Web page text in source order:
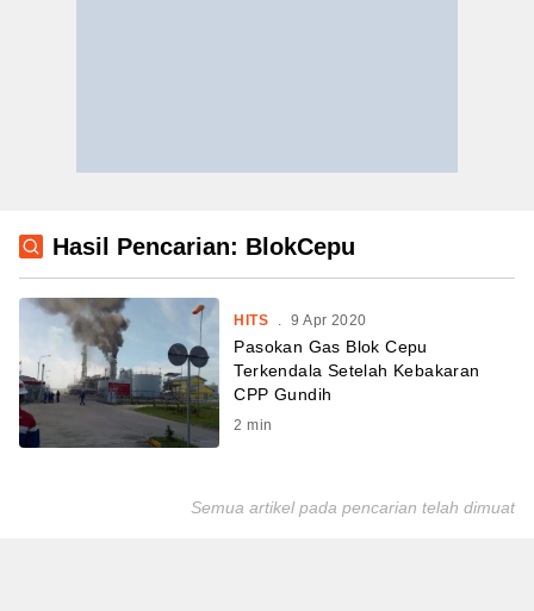
Hasil Pencarian: BlokCepu
HITS . 9 Apr 2020
Pasokan Gas Blok Cepu
Terkendala Setelah Kebakaran
CPP Gundih
2 min
Semua artikel pada pencarian telah dimuat